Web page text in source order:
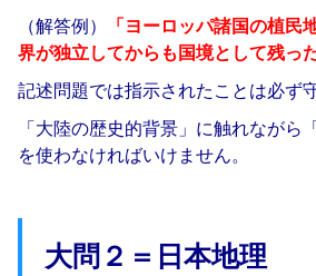
（解答例）
「ヨーロッパ諸国の植民
界が独立してからも国境として残っ
記述問題では指示されたことは必ず
「大陸の歴史的背景」に触れながら
を使わなければいけません。
大問２＝日本地理